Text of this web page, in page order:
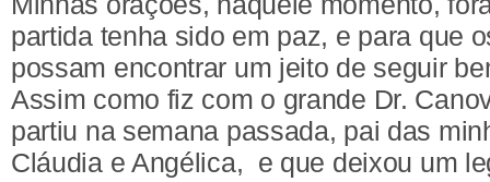
partida tenha sido em paz, e para que
possam encontrar um jeito de seguir
Assim como fiz com o grande Dr.
partiu na semana passada, pai das
Cláudia e Angélica, e que deixou um